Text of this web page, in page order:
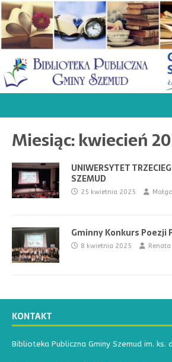
Miesiąc:kwiecień
UNIWERSYTET
SZEMUD
25 kwietnia 2025
Gminny Konkurs Poezji
8 kwietnia 2025 Renata
KONTAKT
Biblioteka Publiczna Gminy Szemud im. ks.